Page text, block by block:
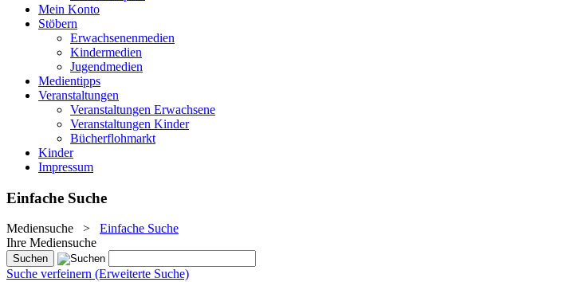
Mein Konto
Stöbern
Erwachsenenmedien
Kindermedien
Jugendmedien
Medientipps
Veranstaltungen
Veranstaltungen Erwachsene
Veranstaltungen Kinder
Bücherflohmarkt
Kinder
Impressum
Einfache Suche
Mediensuche > Einfache Suche
Ihre Mediensuche
Suche verfeinern (Erweiterte Suche)